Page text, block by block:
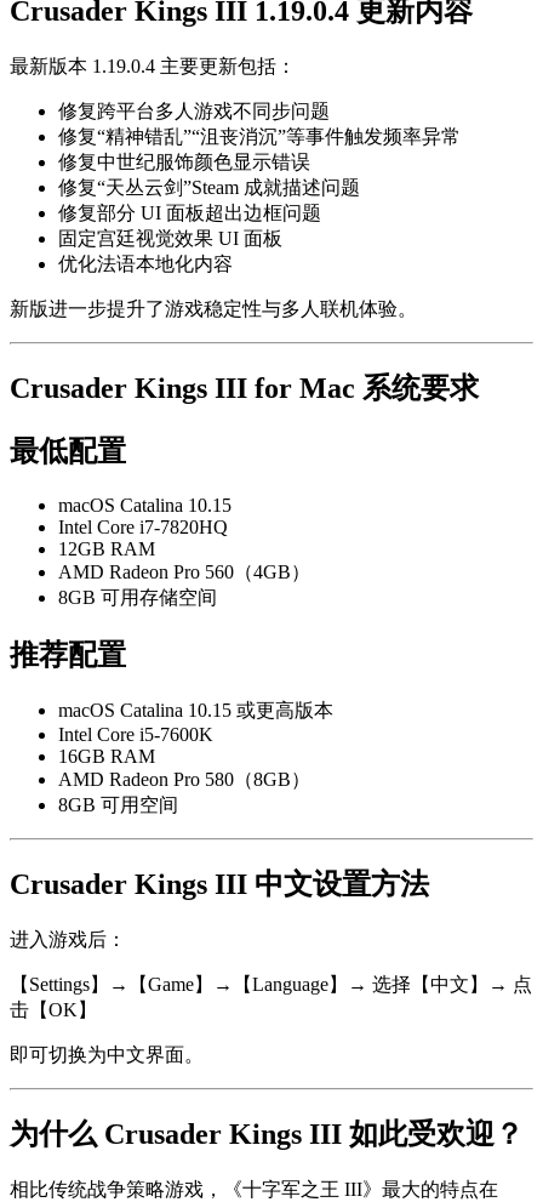
Crusader Kings III 1.19.0.4 更新内容
最新版本 1.19.0.4 主要更新包括：
修复跨平台多人游戏不同步问题
修复“精神错乱”“沮丧消沉”等事件触发频率异常
修复中世纪服饰颜色显示错误
修复“天丛云剑”Steam 成就描述问题
修复部分 UI 面板超出边框问题
固定宫廷视觉效果 UI 面板
优化法语本地化内容
新版进一步提升了游戏稳定性与多人联机体验。
Crusader Kings III for Mac 系统要求
最低配置
macOS Catalina 10.15
Intel Core i7-7820HQ
12GB RAM
AMD Radeon Pro 560（4GB）
8GB 可用存储空间
推荐配置
macOS Catalina 10.15 或更高版本
Intel Core i5-7600K
16GB RAM
AMD Radeon Pro 580（8GB）
8GB 可用空间
Crusader Kings III 中文设置方法
进入游戏后：
【Settings】→【Game】→【Language】→ 选择【中文】→ 点
击【OK】
即可切换为中文界面。
为什么 Crusader Kings III 如此受欢迎？
相比传统战争策略游戏，《十字军之王 III》最大的特点在